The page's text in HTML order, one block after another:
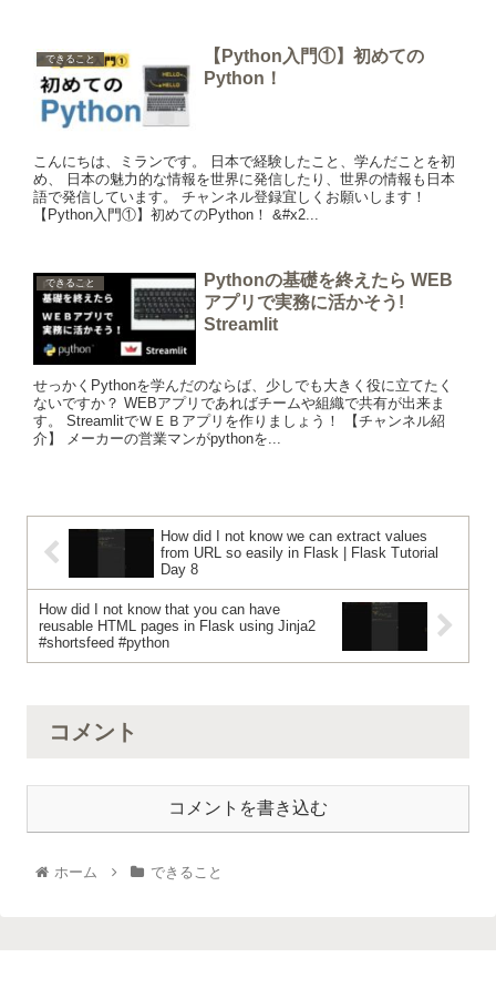
できること
【Python入門①】初めての
Python！
こんにちは、ミランです。 日本で経験したこと、学んだことを初
め、 日本の魅力的な情報を世界に発信したり、世界の情報も日本
語で発信しています。 チャンネル登録宜しくお願いします！
【Python入門①】初めてのPython！ &#x2...
できること
Pythonの基礎を終えたら WEB
アプリで実務に活かそう!
Streamlit
せっかくPythonを学んだのならば、少しでも大きく役に立てたく
ないですか？ WEBアプリであればチームや組織で共有が出来ま
す。 StreamlitでＷＥＢアプリを作りましょう！ 【チャンネル紹
介】 メーカーの営業マンがpythonを...
How did I not know we can extract values
from URL so easily in Flask | Flask Tutorial
Day 8
How did I not know that you can have
reusable HTML pages in Flask using Jinja2
#shortsfeed #python
コメント
コメントを書き込む
ホーム できること